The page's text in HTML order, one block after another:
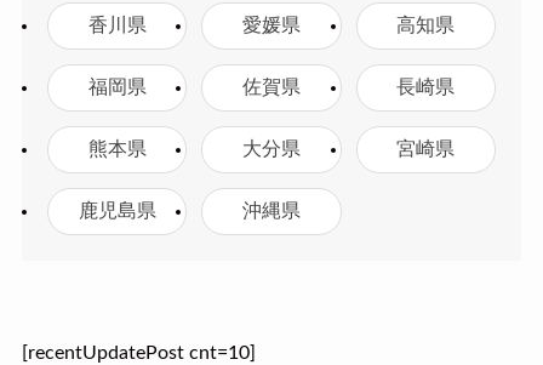
香川県 愛媛県 高知県
福岡県 佐賀県 長崎県
熊本県 大分県 宮崎県
鹿児島県 沖縄県
[recentUpdatePost cnt=10]